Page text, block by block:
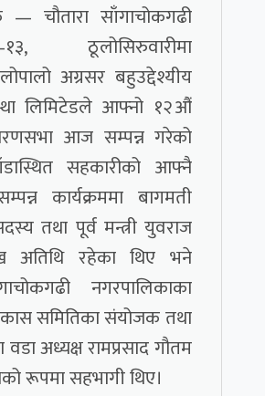
— चौतारा साँगाचोकगढी
ठूलोसिरुवारीमा
अग्रसर बहुउद्देश्यीय
लिमिटेडले आफ्नो १२औं
आज सम्पन्न गरेको
सहकारीको आफ्नै
कार्यक्रममा बागमती
तथा पूर्व मन्त्री युवराज
अतिथि रहेका थिए भने
नगरपालिकाका
समितिका संयोजक तथा
अध्यक्ष रामप्रसाद गौतम
रूपमा सहभागी थिए।